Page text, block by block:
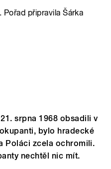
připravila Šárka
srpna 1968 obsadili v
bylo hradecké
Poláci zcela ochromili.
nechtěl nic mít.